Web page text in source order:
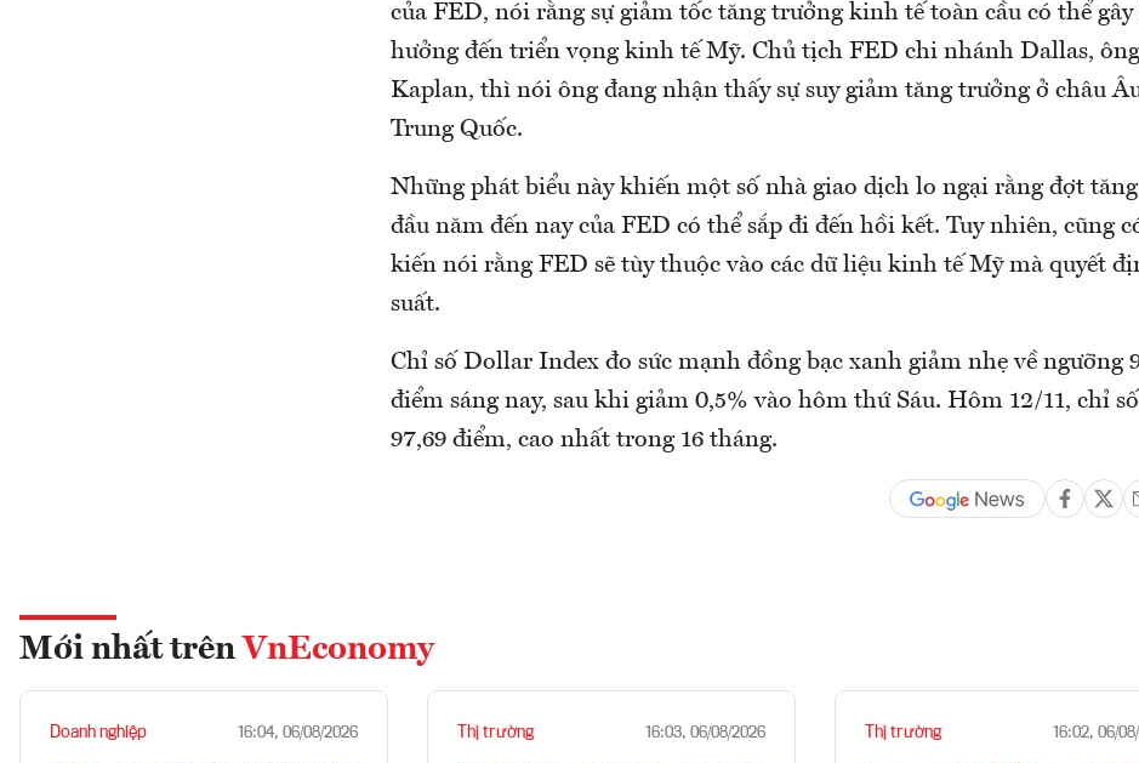
của FED, nói rằng sự giảm tốc tăng trưởng kinh tế toàn cầu có thể gây
hưởng đến triển vọng kinh tế Mỹ. Chủ tịch FED chi nhánh Dallas,
Kaplan, thì nói ông đang nhận thấy sự suy giảm tăng trưởng ở châu
Trung Quốc.
Những phát biểu này khiến một số nhà giao dịch lo ngại rằng đợt
đầu năm đến nay của FED có thể sắp đi đến hồi kết. Tuy nhiên, cũng
kiến nói rằng FED sẽ tùy thuộc vào các dữ liệu kinh tế Mỹ mà quyết
suất.
Chỉ số Dollar Index đo sức mạnh đồng bạc xanh giảm nhẹ về ngưỡng
điểm sáng nay, sau khi giảm 0,5% vào hôm thứ Sáu. Hôm 12/11, chỉ
97,69 điểm, cao nhất trong 16 tháng.
Mới nhất trên VnEconomy
Doanh nghiệp 16:04, 06/08/2026 Thị trường 16:03, 06/08/2026 Thị trường 16:02, 06/